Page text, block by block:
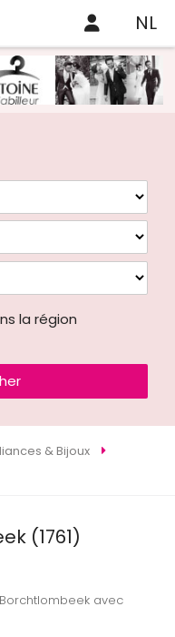
NL
la région
& Bijoux
(1761)
avec